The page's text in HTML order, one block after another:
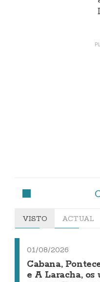
VISTO ACTUAL
01/08/2026
Cabana,
e A Laracha,